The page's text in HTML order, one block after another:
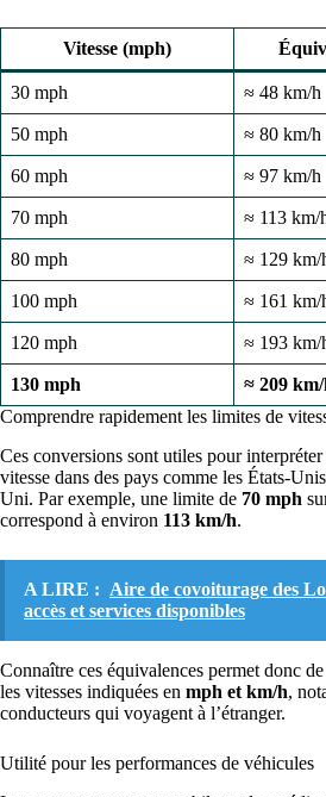
Vitesse (mph)
30 mph ≈ 48 km/h
50 mph ≈ 80 km/h
60 mph ≈ 97 km/h
70 mph ≈ 113 km/
80 mph ≈ 129 km/
100 mph ≈ 161 km/
120 mph ≈ 193 km/
130 mph
≈ 209
Comprendre rapidement les limites de
Ces conversions sont utiles pour
vitesse dans des pays comme les États-
Uni. Par exemple, une limite de 70 mph
correspond à environ 113 km/h.
A LIRE : Aire de covoiturage des
accès et services disponibles
Connaître ces équivalences permet donc
les vitesses indiquées en mph et km/h,
conducteurs qui voyagent à l’étranger.
Utilité pour les performances de véhicules